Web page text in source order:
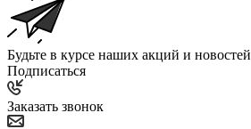
Будьте в курсе наших акций и новостей
Подписаться
Заказать звонок